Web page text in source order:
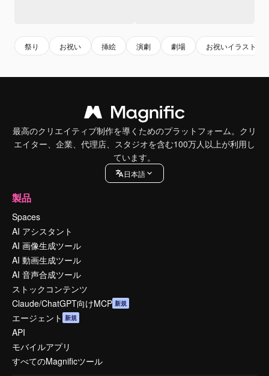
祭り お祝い 挿絵 演劇 劇場 お祝いイラスト
最高のクリエイティブ制作を導くためのプラットフォーム。クリ
エイター、企業、代理店、スタジオを含む100万人以上が利用し
ています。
日本語
製品
Spaces
AI アシスタント
AI 画像生成ツール
AI 動画生成ツール
AI 音声合成ツール
ストックコンテンツ
Claude/ChatGPT向けMCP 新規
エージェント 新規
API
モバイルアプリ
すべてのMagnificツール